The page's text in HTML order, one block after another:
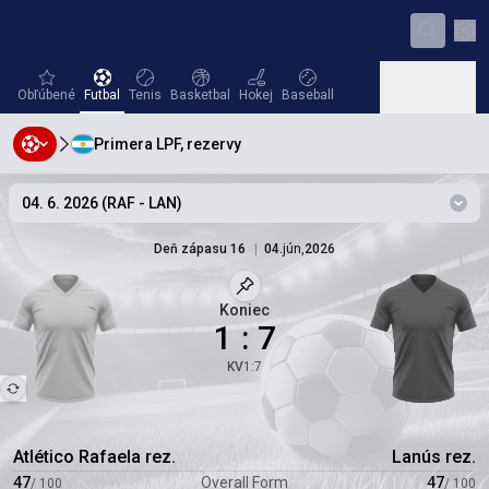
favorites
Obľúbené Futbal
Futbal Tenis
Tenis Basketbal
Basketbal Hokej
Hokej Baseball
Baseball
Hádzaná
Hádzaná Volejbal
Volejbal
Primera LPF, rezervy
04. 6. 2026 (RAF - LAN)
Deň zápasu 16 04.jún,2026
Atlético Rafaela rez. Lanús rez.
Označený zápas
Koniec
1 : 7
KV1 :7
47/ 100 Overall Form 47/ 100